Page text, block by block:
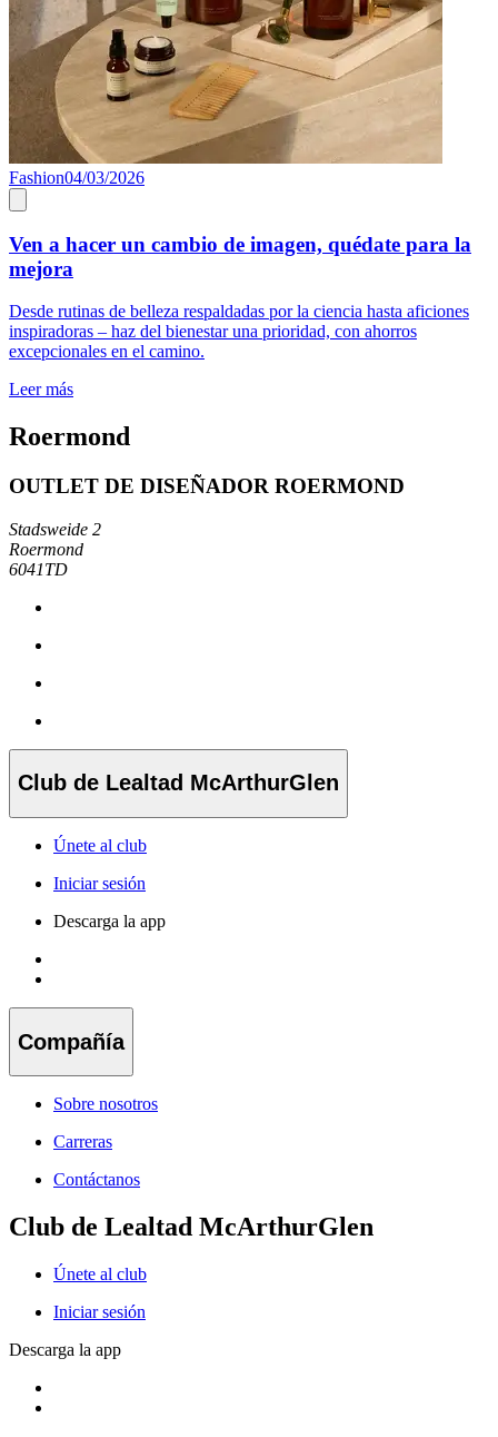
Fashion04/03/2026
Ven a hacer un cambio de imagen, quédate para la
mejora
Desde rutinas de belleza respaldadas por la ciencia hasta aficiones
inspiradoras – haz del bienestar una prioridad, con ahorros
excepcionales en el camino.
Leer más
Roermond
OUTLET DE DISEÑADOR ROERMOND
Stadsweide 2
Roermond
6041TD
Club de Lealtad McArthurGlen
Únete al club
Iniciar sesión
Descarga la app
Compañía
Sobre nosotros
Carreras
Contáctanos
Club de Lealtad McArthurGlen
Únete al club
Iniciar sesión
Descarga la app